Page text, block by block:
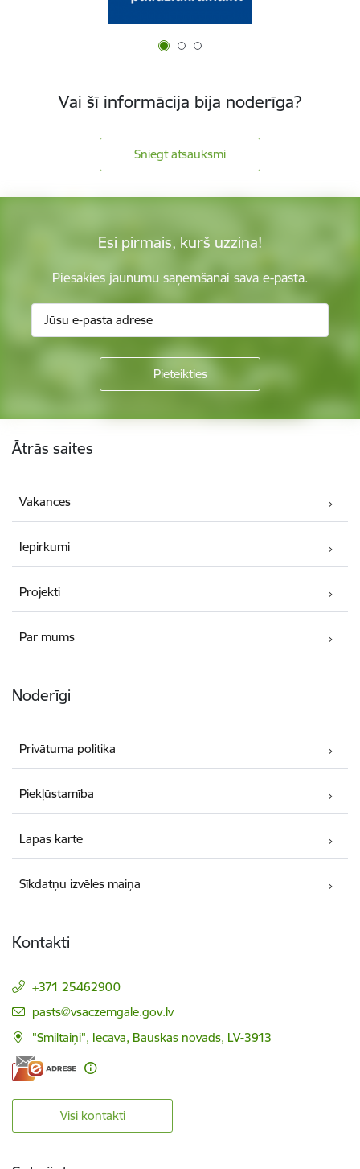
Vai šī informācija bija noderīga?
Sniegt atsauksmi
Esi pirmais, kurš uzzina!
Piesakies jaunumu saņemšanai savā e-pastā.
Ātrās saites
Vakances
Iepirkumi
Projekti
Par mums
Noderīgi
Privātuma politika
Piekļūstamība
Lapas karte
Sīkdatņu izvēles maiņa
Kontakti
+371 25462900
E-pasts:
pasts@vsaczemgale.gov.lv
"Smiltaiņi", Iecava, Bauskas novads, LV-3913
Visi kontakti